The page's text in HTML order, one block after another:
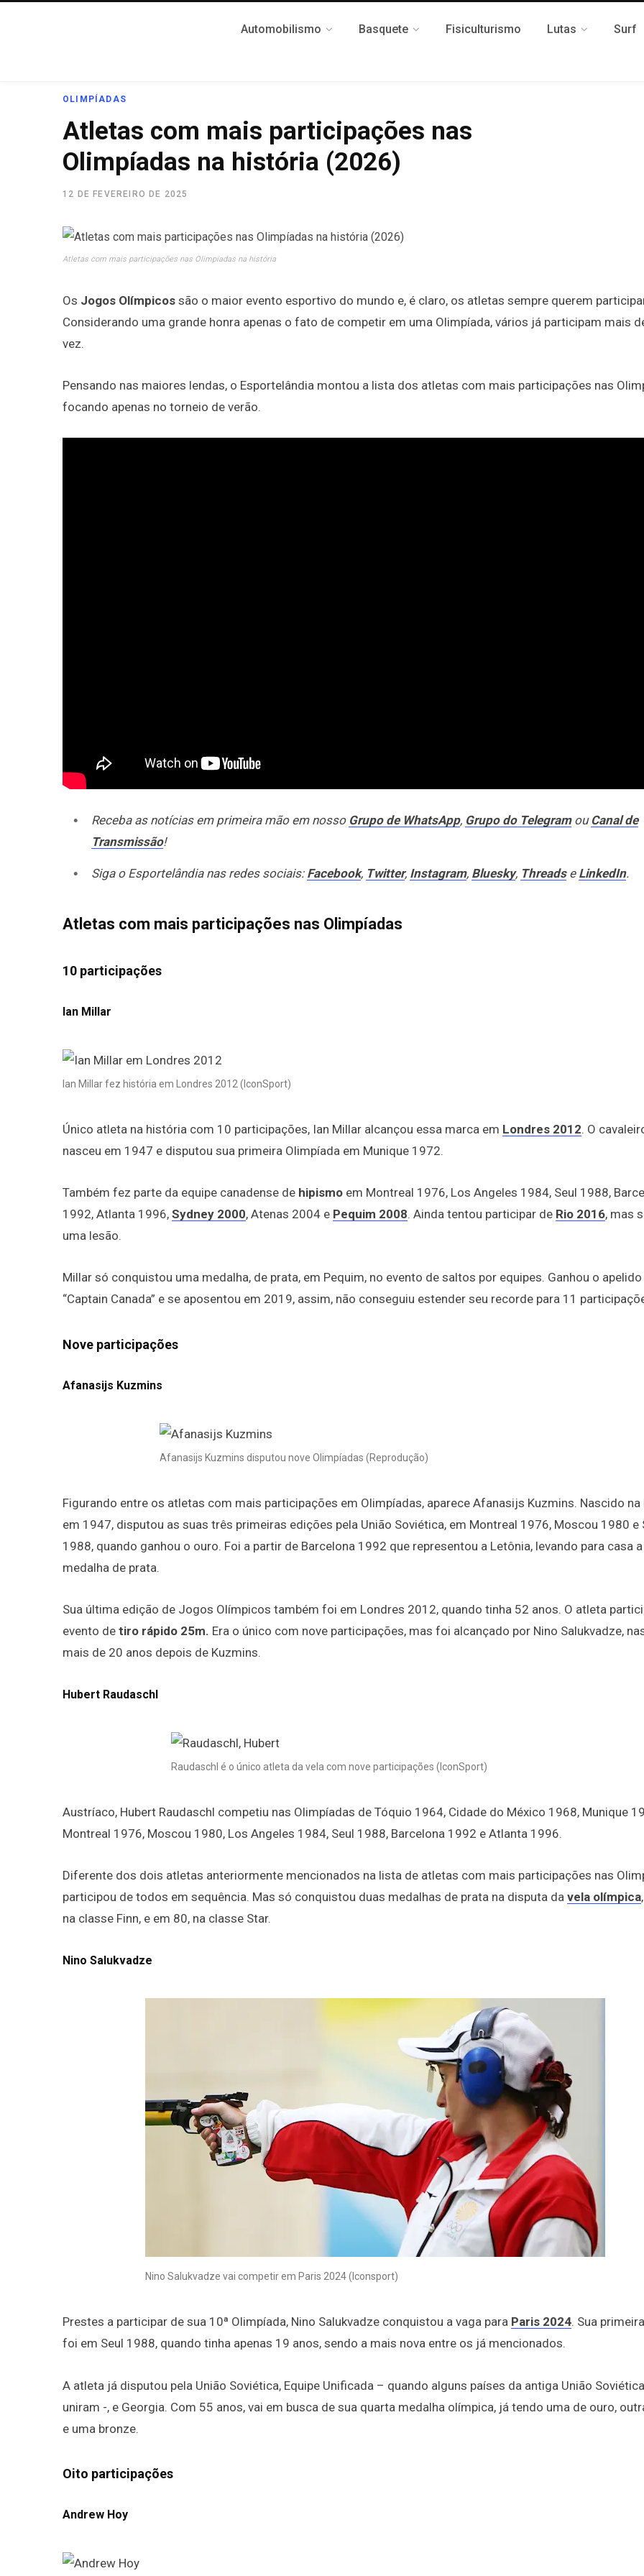
Automobilismo Basquete Fisiculturismo Lutas Surf
OLIMPÍADAS
Atletas com mais participações nas
Olimpíadas na história (2026)
12 DE FEVEREIRO DE 2025
Atletas com mais participações nas Olimpíadas na história
Os Jogos Olímpicos são o maior evento esportivo do mundo e, é claro, os atletas sempre querem
Considerando uma grande honra apenas o fato de competir em uma Olimpíada, vários já participam mais
vez.
Pensando nas maiores lendas, o Esportelândia montou a lista dos atletas com mais participações nas
focando apenas no torneio de verão.
Receba as notícias em primeira mão em nosso Grupo de WhatsApp, Grupo do Telegram ou Canal de
Transmissão!
Siga o Esportelândia nas redes sociais: Facebook, Twitter, Instagram, Bluesky, Threadse LinkedIn.
Atletas com mais participações nas Olimpíadas
10 participações
Ian Millar
Ian Millar fez história em Londres 2012 (IconSport)
Único atleta na história com 10 participações, Ian Millar alcançou essa marca em Londres 2012. O
nasceu em 1947 e disputou sua primeira Olimpíada em Munique 1972.
Também fez parte da equipe canadense de hipismo em Montreal 1976, Los Angeles 1984, Seul 1988,
1992, Atlanta 1996, Sydney 2000, Atenas 2004 e Pequim 2008. Ainda tentou participar de Rio 2016, mas
uma lesão.
Millar só conquistou uma medalha, de prata, em Pequim, no evento de saltos por equipes. Ganhou o
“Captain Canada” e se aposentou em 2019, assim, não conseguiu estender seu recorde para 11
Nove participações
Afanasijs Kuzmins
Afanasijs Kuzmins disputou nove Olimpíadas (Reprodução)
Figurando entre os atletas com mais participações em Olimpíadas, aparece Afanasijs Kuzmins. Nascido na
em 1947, disputou as suas três primeiras edições pela União Soviética, em Montreal 1976, Moscou 1980 e
1988, quando ganhou o ouro. Foi a partir de Barcelona 1992 que representou a Letônia, levando para casa a
medalha de prata.
Sua última edição de Jogos Olímpicos também foi em Londres 2012, quando tinha 52 anos. O atleta
evento de tiro rápido 25m. Era o único com nove participações, mas foi alcançado por Nino Salukvadze,
mais de 20 anos depois de Kuzmins.
Hubert Raudaschl
Raudaschl é o único atleta da vela com nove participações (IconSport)
Austríaco, Hubert Raudaschl competiu nas Olimpíadas de Tóquio 1964, Cidade do México 1968, Munique
Montreal 1976, Moscou 1980, Los Angeles 1984, Seul 1988, Barcelona 1992 e Atlanta 1996.
Diferente dos dois atletas anteriormente mencionados na lista de atletas com mais participações nas
participou de todos em sequência. Mas só conquistou duas medalhas de prata na disputa da vela olímpica
na classe Finn, e em 80, na classe Star.
Nino Salukvadze
Nino Salukvadze vai competir em Paris 2024 (Iconsport)
Prestes a participar de sua 10ª Olimpíada, Nino Salukvadze conquistou a vaga para Paris 2024. Sua
foi em Seul 1988, quando tinha apenas 19 anos, sendo a mais nova entre os já mencionados.
A atleta já disputou pela União Soviética, Equipe Unificada – quando alguns países da antiga União
uniram -, e Georgia. Com 55 anos, vai em busca de sua quarta medalha olímpica, já tendo uma de ouro,
e uma bronze.
Oito participações
Andrew Hoy